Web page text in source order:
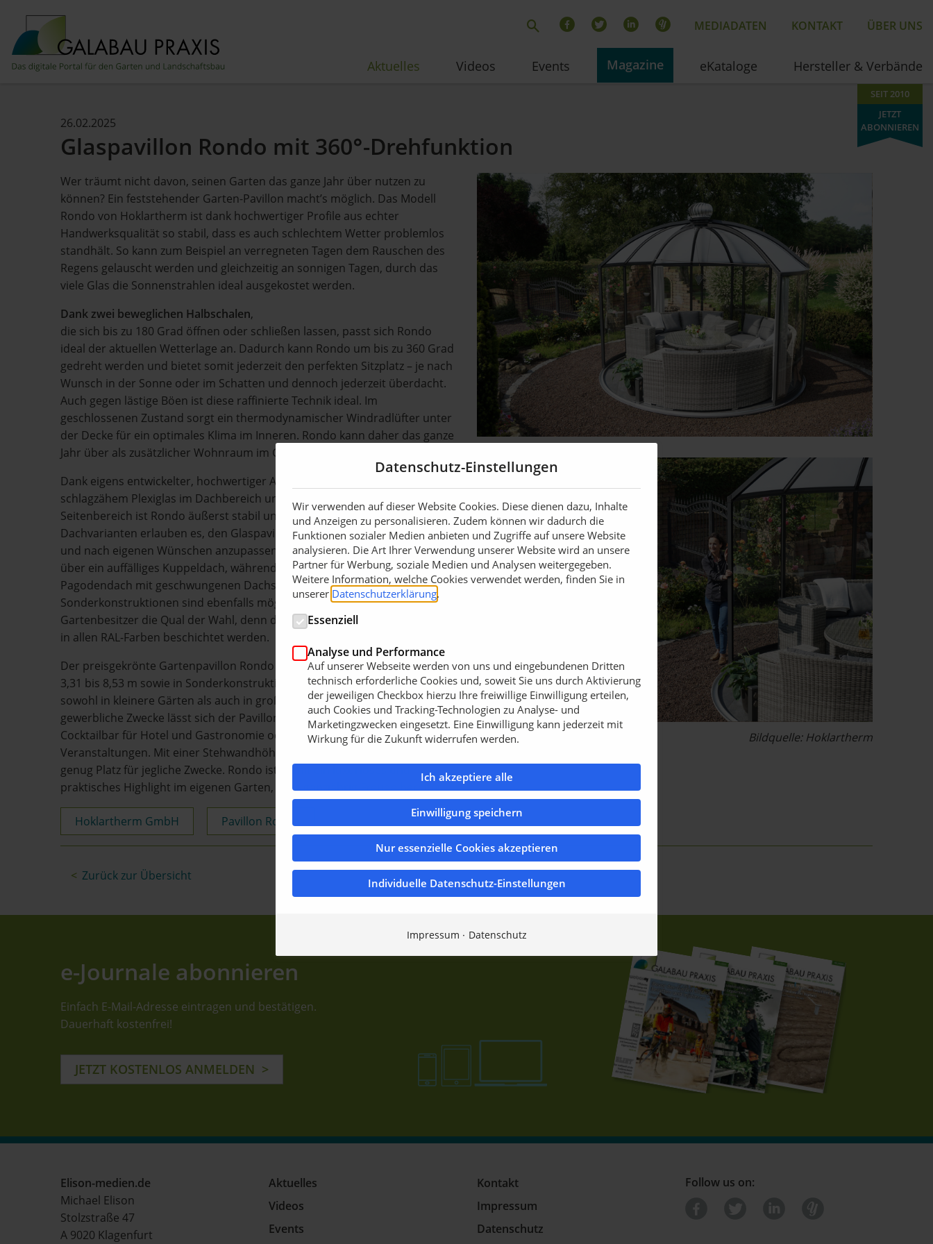
MEDIADATEN KONTAKT ÜBER UNS
Aktuelles Videos Events Magazine eKataloge Hersteller & Verbände
SEIT 2010
JETZT
ABONNIEREN
26.02.2025
Glaspavillon Rondo mit 360°-Drehfunktion
Wer träumt nicht davon, seinen Garten das ganze Jahr über nutzen zu
können? Ein feststehender Garten-Pavillon macht’s möglich. Das Modell
Rondo von Hoklartherm ist dank hochwertiger Profile aus echter
Handwerksqualität so stabil, dass es auch schlechtem Wetter problemlos
standhält. So kann zum Beispiel an verregneten Tagen dem Rauschen des
Regens gelauscht werden und gleichzeitig an sonnigen Tagen, durch das
viele Glas die Sonnenstrahlen ideal ausgekostet werden.
Dank zwei beweglichen Halbschalen,
die sich bis zu 180 Grad öffnen oder schließen lassen, passt sich Rondo
ideal der aktuellen Wetterlage an. Dadurch kann Rondo um bis zu 360 Grad
gedreht werden und bietet somit jederzeit den perfekten Sitzplatz – je nach
Wunsch in der Sonne oder im Schatten und dennoch jederzeit überdacht.
Auch gegen lästige Böen ist diese raffinierte Technik ideal. Im
geschlossenen Zustand sorgt ein thermodynamischer Windradlüfter unter
der Decke für ein optimales Klima im Inneren. Rondo kann daher das ganze
Jahr über als zusätzlicher Wohnraum im Garten genutzt werden.
Dank eigens entwickelter, hochwertiger Aluminiumprofile, hoch
schlagzähem Plexiglas im Dachbereich und Sicherheitsglas im
Seitenbereich ist Rondo äußerst stabil und wetterfest. Die verschiedenen
Dachvarianten erlauben es, den Glaspavillon individuell an den Gartenstil
und nach eigenen Wünschen anzupassen. Das Modell Rondo VK verfügt
über ein auffälliges Kuppeldach, während Rondo VP mit einem
Pagodendach mit geschwungenen Dachsprossen überzeugt.
Sonderkonstruktionen sind ebenfalls möglich. Auch bei der Farbe haben
Gartenbesitzer die Qual der Wahl, denn die Aluminium- Konstruktion kann
in allen RAL-Farben beschichtet werden.
Der preisgekrönte Gartenpavillon Rondo ist in Standarddurchmessern von
3,31 bis 8,53 m sowie in Sonderkonstruktionen erhältlich und passt somit
sowohl in kleinere Gärten als auch in große Parkanlagen. Auch für
gewerbliche Zwecke lässt sich der Pavillon ideal nutzen, beispielsweise als
Cocktailbar für Hotel und Gastronomie oder als Konzertmuschel für
Veranstaltungen. Mit einer Stehwandhöhe von bis zu 2,50 Metern bietet er
genug Platz für jegliche Zwecke. Rondo ist damit ein luxuriöses und
praktisches Highlight im eigenen Garten, dass ganzjährig Freude bereitet.
Bildquelle: Hoklartherm
Hoklartherm GmbH Pavillon Rondo
Zurück zur Übersicht
e-Journale abonnieren
Einfach E-Mail-Adresse eintragen und bestätigen.
Dauerhaft kostenfrei!
JETZT KOSTENLOS ANMELDEN
Elison-medien.de
Michael Elison
Stolzstraße 47
A 9020 Klagenfurt
Aktuelles
Videos
Events
Kontakt
Impressum
Datenschutz
Follow us on:
Datenschutz-Einstellungen
Wir verwenden auf dieser Website Cookies. Diese dienen dazu, Inhalte
und Anzeigen zu personalisieren. Zudem können wir dadurch die
Funktionen sozialer Medien anbieten und Zugriffe auf unsere Website
analysieren. Die Art Ihrer Verwendung unserer Website wird an unsere
Partner für Werbung, soziale Medien und Analysen weitergegeben.
Weitere Information, welche Cookies verwendet werden, finden Sie in
unserer Datenschutzerklärung.
Essenziell
Analyse und Performance
Auf unserer Webseite werden von uns und eingebundenen Dritten
technisch erforderliche Cookies und, soweit Sie uns durch Aktivierung
der jeweiligen Checkbox hierzu Ihre freiwillige Einwilligung erteilen,
auch Cookies und Tracking-Technologien zu Analyse- und
Marketingzwecken eingesetzt. Eine Einwilligung kann jederzeit mit
Wirkung für die Zukunft widerrufen werden.
Ich akzeptiere alle
Einwilligung speichern
Nur essenzielle Cookies akzeptieren
Individuelle Datenschutz-Einstellungen
Impressum Datenschutz